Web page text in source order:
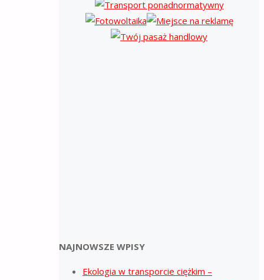
NAJNOWSZE WPISY
Ekologia w transporcie ciężkim –